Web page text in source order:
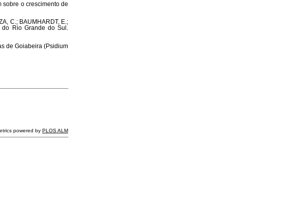
sobre o crescimento de
C.; BAUMHARDT, E.;
Rio Grande do Sul.
de Goiabeira (Psidium
powered by PLOS ALM